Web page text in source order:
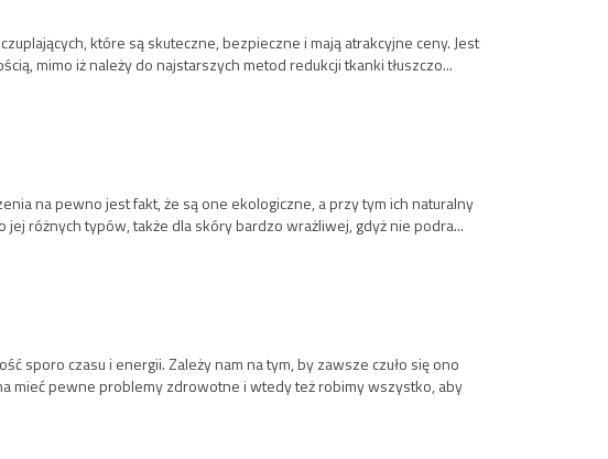
które są skuteczne, bezpieczne i mają atrakcyjne ceny. Jest
mimo iż należy do najstarszych metod redukcji tkanki tłuszczo...
na pewno jest fakt, że są one ekologiczne, a przy tym ich naturalny
różnych typów, także dla skóry bardzo wrażliwej, gdyż nie podra...
sporo czasu i energii. Zależy nam na tym, by zawsze czuło się ono
mieć pewne problemy zdrowotne i wtedy też robimy wszystko, aby